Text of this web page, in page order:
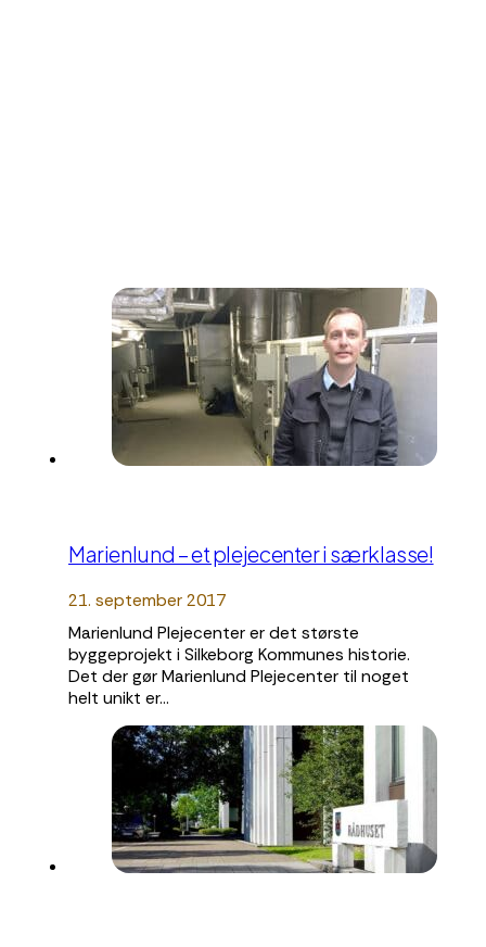
Marienlund – et plejecenter i særklasse!
21. september 2017
Marienlund Plejecenter er det største
byggeprojekt i Silkeborg Kommunes historie.
Det der gør Marienlund Plejecenter til noget
helt unikt er…